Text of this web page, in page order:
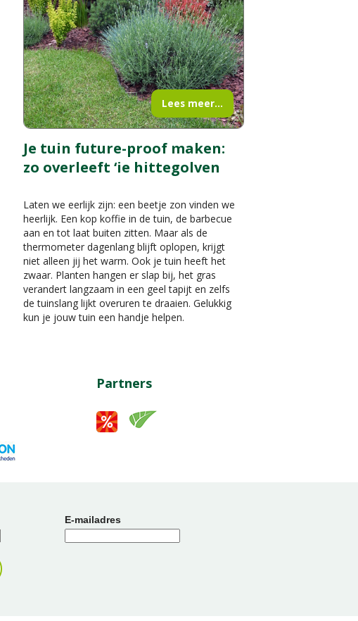
Je tuin future-proof maken:
zo overleeft ‘ie hittegolven
Laten we eerlijk zijn: een beetje zon vinden we
heerlijk. Een kop koffie in de tuin, de barbecue
aan en tot laat buiten zitten. Maar als de
thermometer dagenlang blijft oplopen, krijgt
niet alleen jij het warm. Ook je tuin heeft het
zwaar. Planten hangen er slap bij, het gras
verandert langzaam in een geel tapijt en zelfs
de tuinslang lijkt overuren te draaien. Gelukkig
kun je jouw tuin een handje helpen.
Lees meer...
Partners
E-mailadres